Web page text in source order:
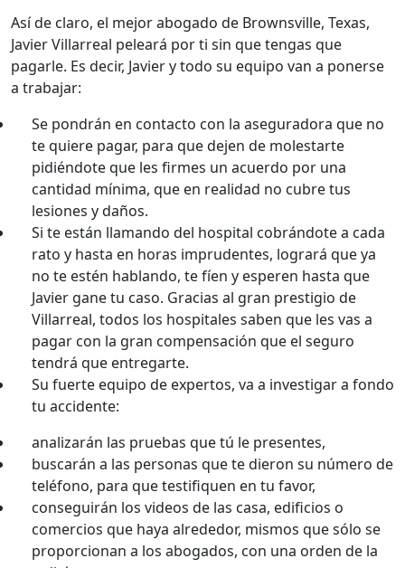
Así de claro, el mejor abogado de Brownsville, Texas,
Javier Villarreal peleará por ti sin que tengas que
pagarle. Es decir, Javier y todo su equipo van a ponerse
a trabajar:
Se pondrán en contacto con la aseguradora que no
te quiere pagar, para que dejen de molestarte
pidiéndote que les firmes un acuerdo por una
cantidad mínima, que en realidad no cubre tus
lesiones y daños.
Si te están llamando del hospital cobrándote a cada
rato y hasta en horas imprudentes, logrará que ya
no te estén hablando, te fíen y esperen hasta que
Javier gane tu caso. Gracias al gran prestigio de
Villarreal, todos los hospitales saben que les vas a
pagar con la gran compensación que el seguro
tendrá que entregarte.
Su fuerte equipo de expertos, va a investigar a fondo
tu accidente:
analizarán las pruebas que tú le presentes,
buscarán a las personas que te dieron su número de
teléfono, para que testifiquen en tu favor,
conseguirán los videos de las casa, edificios o
comercios que haya alrededor, mismos que sólo se
proporcionan a los abogados, con una orden de la